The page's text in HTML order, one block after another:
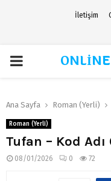
İletişim
PRIMARY
Ana Sayfa Roman (Yerli)
Roman (Yerli)
Tufan – Kod Adı
08/01/2026 0 72